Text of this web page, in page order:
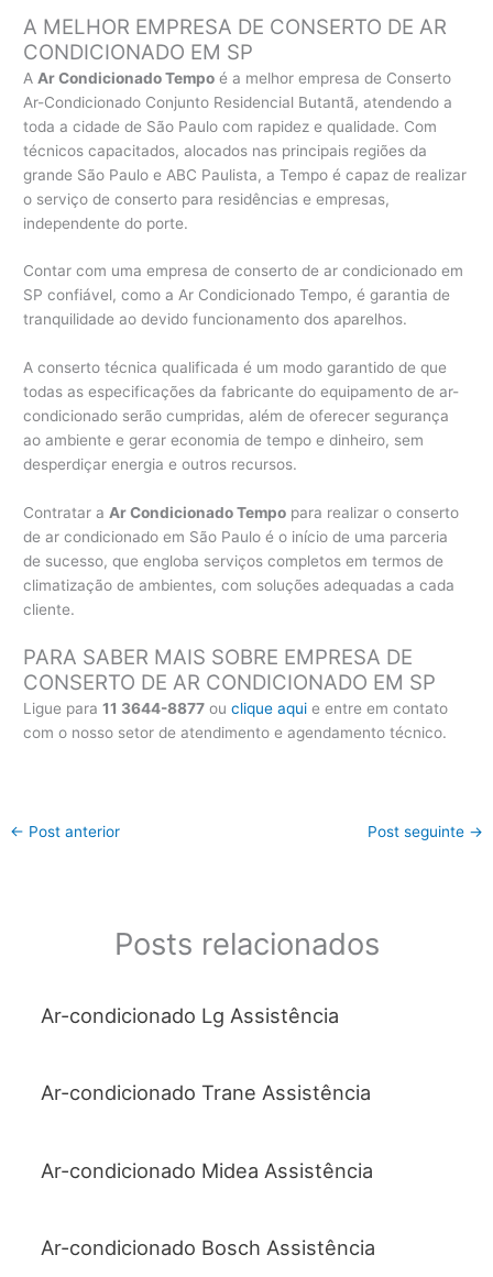
A MELHOR EMPRESA DE CONSERTO DE AR
CONDICIONADO EM SP
A Ar Condicionado Tempo é a melhor empresa de Conserto
Ar-Condicionado Conjunto Residencial Butantã, atendendo a
toda a cidade de São Paulo com rapidez e qualidade. Com
técnicos capacitados, alocados nas principais regiões da
grande São Paulo e ABC Paulista, a Tempo é capaz de realizar
o serviço de conserto para residências e empresas,
independente do porte.
Contar com uma empresa de conserto de ar condicionado em
SP confiável, como a Ar Condicionado Tempo, é garantia de
tranquilidade ao devido funcionamento dos aparelhos.
A conserto técnica qualificada é um modo garantido de que
todas as especificações da fabricante do equipamento de ar-
condicionado serão cumpridas, além de oferecer segurança
ao ambiente e gerar economia de tempo e dinheiro, sem
desperdiçar energia e outros recursos.
Contratar a Ar Condicionado Tempo para realizar o conserto
de ar condicionado em São Paulo é o início de uma parceria
de sucesso, que engloba serviços completos em termos de
climatização de ambientes, com soluções adequadas a cada
cliente.
PARA SABER MAIS SOBRE EMPRESA DE
CONSERTO DE AR CONDICIONADO EM SP
Ligue para11 3644-8877 ouclique aqui e entre em contato
com o nosso setor de atendimento e agendamento técnico.
← Post anterior Post seguinte →
Posts relacionados
Ar-condicionado Lg Assistência
Ar-condicionado Trane Assistência
Ar-condicionado Midea Assistência
Ar-condicionado Bosch Assistência